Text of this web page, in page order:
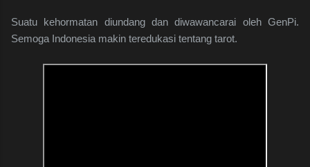
Suatu kehormatan diundang dan diwawancarai oleh GenPi.
Semoga Indonesia makin teredukasi tentang tarot.